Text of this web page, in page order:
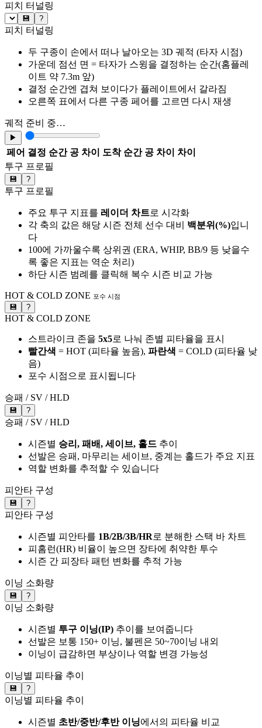
피치 터널링
💾 ?
피치 터널링
두 구종이 손에서 떠나 날아오는 3D 궤적 (타자 시점)
가운데 점선 면 = 타자가 스윙을 결정하는 순간(홈플레
이트 약 7.3m 앞)
결정 순간엔 겹쳐 보이다가 플레이트에서 갈라짐
오른쪽 표에서 다른 구종 페어를 고르면 다시 재생
궤적 준비 중…
▶
페어 결정 순간 공 차이 도착 순간 공 차이
차이
투구 프로필
💾 ?
투구 프로필
주요 투구 지표를 레이더 차트로 시각화
각 축의 값은 해당 시즌 전체 선수 대비 백분위(%)입니
다
100에 가까울수록 상위권 (ERA, WHIP, BB/9 등 낮을수
록 좋은 지표는 역순 처리)
하단 시즌 범례를 클릭해 복수 시즌 비교 가능
HOT & COLD ZONE 포수 시점
💾 ?
HOT & COLD ZONE
스트라이크 존을 5x5로 나눠 존별 피타율을 표시
빨간색 = HOT (피타율 높음), 파란색 = COLD (피타율 낮
음)
포수 시점으로 표시됩니다
승패 / SV / HLD
💾 ?
승패 / SV / HLD
시즌별 승리, 패배, 세이브, 홀드 추이
선발은 승패, 마무리는 세이브, 중계는 홀드가 주요 지표
역할 변화를 추적할 수 있습니다
피안타 구성
💾 ?
피안타 구성
시즌별 피안타를 1B/2B/3B/HR로 분해한 스택 바 차트
피홈런(HR) 비율이 높으면 장타에 취약한 투수
시즌 간 피장타 패턴 변화를 추적 가능
이닝 소화량
💾 ?
이닝 소화량
시즌별 투구 이닝(IP) 추이를 보여줍니다
선발은 보통 150+ 이닝, 불펜은 50~70이닝 내외
이닝이 급감하면 부상이나 역할 변경 가능성
이닝별 피타율 추이
💾 ?
이닝별 피타율 추이
시즌별 초반/중반/후반 이닝에서의 피타율 비교